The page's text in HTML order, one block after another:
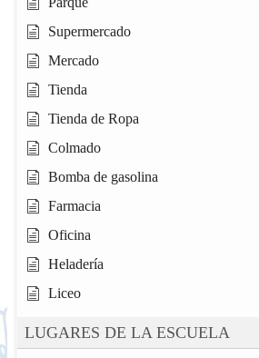
Supermercado
Mercado
Tienda
Tienda de Ropa
Colmado
Bomba de gasolina
Farmacia
Oficina
Heladería
Liceo
LUGARES DE LA ESCUELA